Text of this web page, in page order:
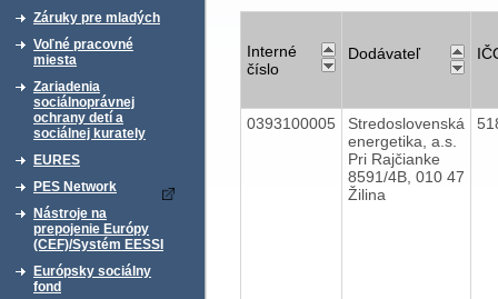
Záruky pre mladých
Voľné pracovné
miesta
Zariadenia
sociálnoprávnej
ochrany detí a
sociálnej kurately
EURES
PES Network
Nástroje na
prepojenie Európy
(CEF)/Systém EESSI
Európsky sociálny
fond
Interné
číslo
Dodávateľ
0393100005
Stredoslovenská
energetika, a.s.
Pri Rajčianke
8591/4B, 010 47
Žilina